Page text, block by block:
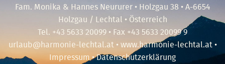
Fam. Monika & Hannes Neururer • Holzgau 38 • A-6654
Holzgau / Lechtal • Österreich
Tel. +43 5633 20099 • Fax +43 5633 20099 9
urlaub@harmonie-lechtal.at•www.harmonie-lechtal.at•
Impressum•Datenschutzerklärung